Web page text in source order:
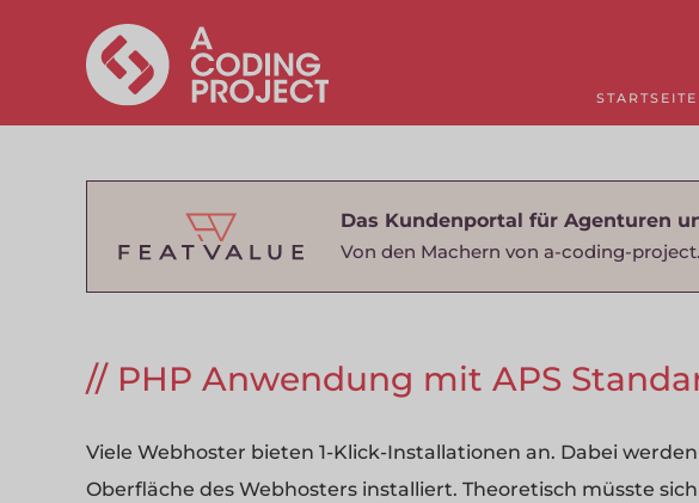
STARTSEITE
Das Kundenportal für Agenturen
Von den Machern von a-coding-
PHP Anwendung mit APS
Viele Webhoster bieten 1-Klick-Installationen an. Dabei
Oberfläche des Webhosters installiert. Theoretisch müsste